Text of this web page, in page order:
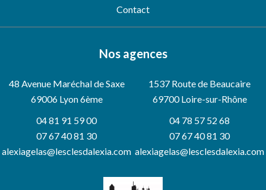
Contact
Nos agences
48 Avenue Maréchal de Saxe
69006Lyon 6ème
04 81 91 59 00
07 67 40 81 30
alexiagelas@lesclesdalexia.com
1537 Route de Beaucaire
69700 Loire-sur-Rhône
04 78 57 52 68
07 67 40 81 30
alexiagelas@lesclesdalexia.com